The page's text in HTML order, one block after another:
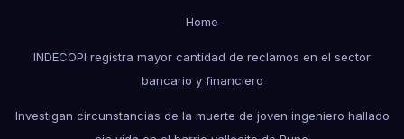
Home
INDECOPI registra mayor cantidad de reclamos en el sector
bancario y financiero
Investigan circunstancias de la muerte de joven ingeniero hallado